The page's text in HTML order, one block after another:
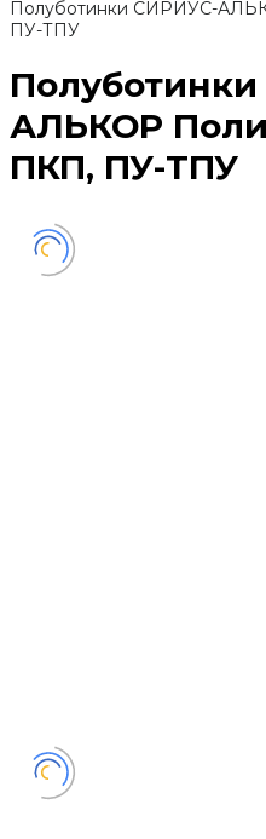
Полуботинки СИРИУС-
ПУ-ТПУ
АЛЬКОР
ПКП, ПУ-ТПУ